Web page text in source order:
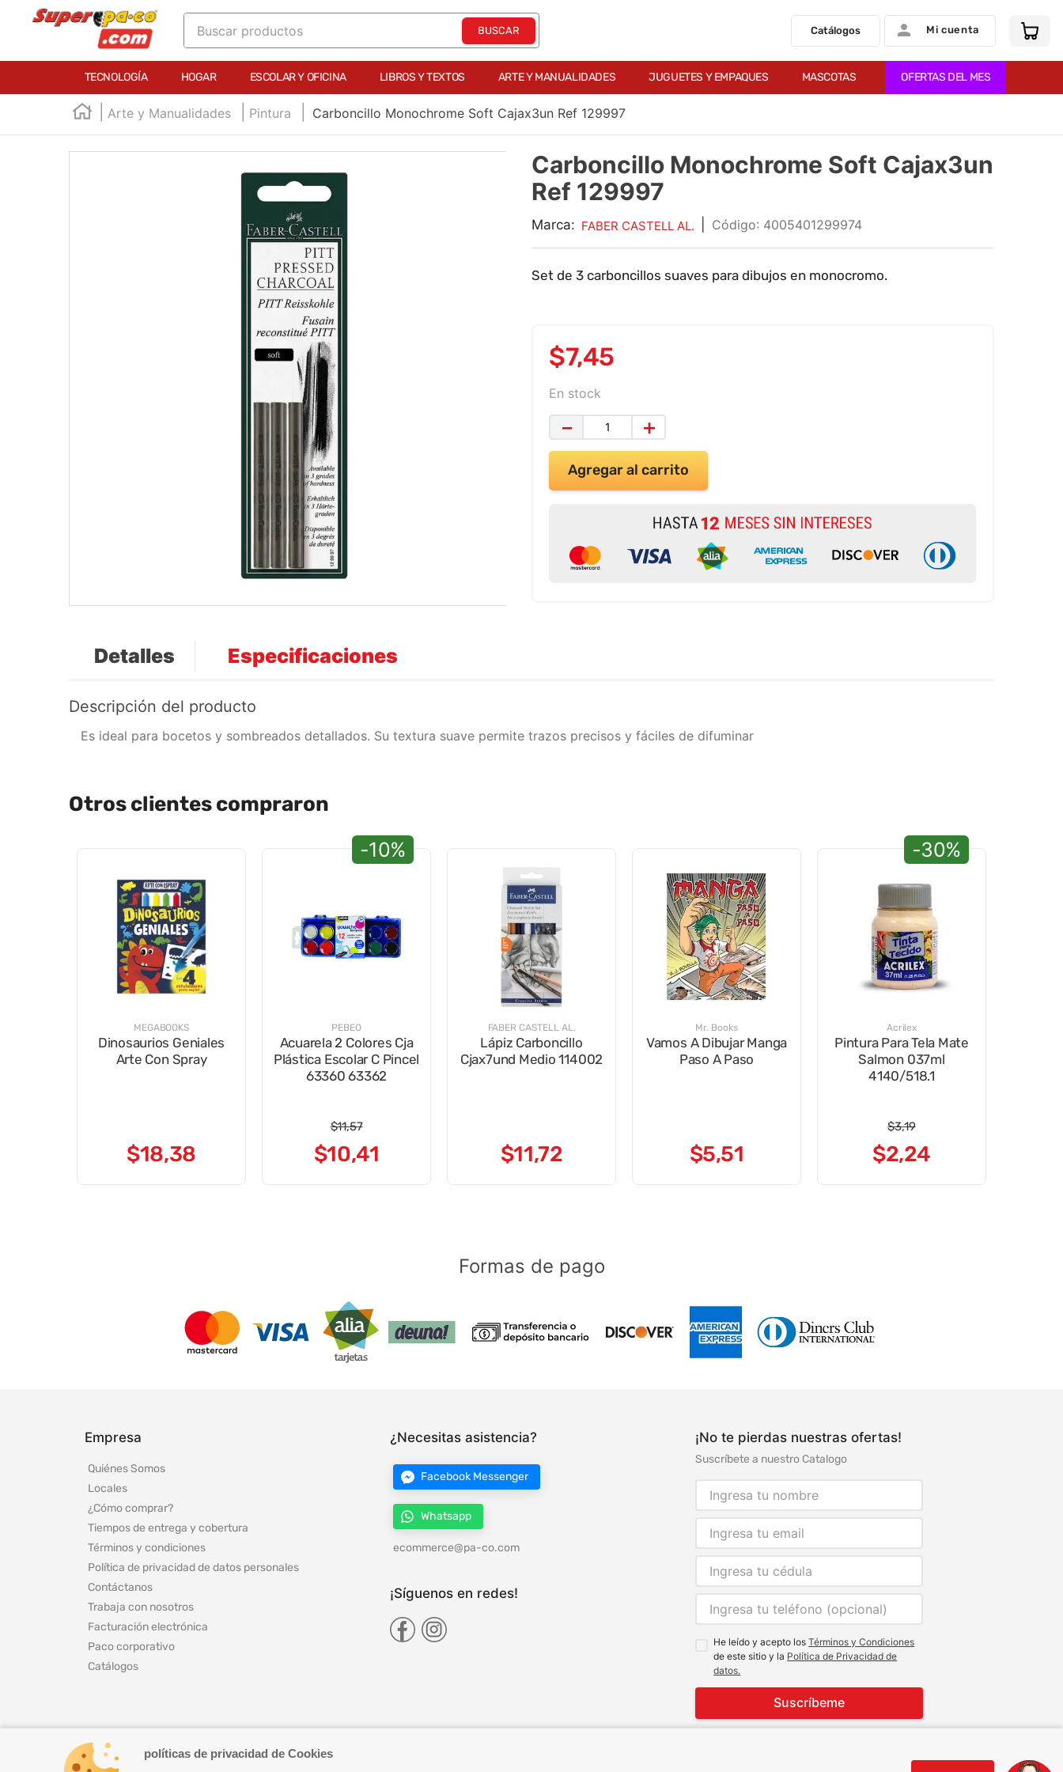
Buscar productos
Catálogos Mi cuenta
TECNOLOGÍA HOGAR ESCOLAR Y OFICINA LIBROS Y TEXTOS ARTE Y MANUALIDADES JUGUETES Y EMPAQUES MASCOTAS OFERTAS DEL MES
políticas de privacidad de Cookies
Arte y Manualidades Pintura Carboncillo Monochrome Soft Cajax3un Ref 129997
Carboncillo Monochrome Soft Cajax3un
Ref 129997
Marca: FABER CASTELL AL. : 4005401299974
Set de 3 carboncillos suaves para dibujos en monocromo.
$7,45
En stock
＋
－
Agregar al carrito
Detalles Especificaciones
Descripción del producto
Es ideal para bocetos y sombreados detallados. Su textura suave permite trazos precisos y fáciles de difuminar
Otros clientes compraron
MEGABOOKS
Dinosaurios Geniales
Arte Con Spray
$18,38
-10%
PEBEO
Acuarela 2 Colores Cja
Plástica Escolar C Pincel
63360 63362
$11,57
$10,41
FABER CASTELL AL.
Lápiz Carboncillo
Cjax7und Medio 114002
$11,72
Mr. Books
Vamos A Dibujar Manga
Paso A Paso
$5,51
-30%
Acrilex
Pintura Para Tela Mate
Salmon 037ml
4140/518.1
$3,19
$2,24
Formas de pago
Empresa
Quiénes Somos
Locales
¿Cómo comprar?
Tiempos de entrega y cobertura
Términos y condiciones
Política de privacidad de datos personales
Contáctanos
Trabaja con nosotros
Facturación electrónica
Paco corporativo
Catálogos
¿Necesitas asistencia?
Facebook Messenger
Whatsapp
ecommerce@pa-co.com
¡Síguenos en redes!
¡No te pierdas nuestras ofertas!
Suscríbete a nuestro Catalogo
He leído y acepto losTérminos y Condiciones
de este sitio y la Política de Privacidad de
datos.
Suscríbeme
TÉRMINOS MÁS BUSCADOS
2.
marcador e300
england sound
audifonos
teclado
impresora
calculadora